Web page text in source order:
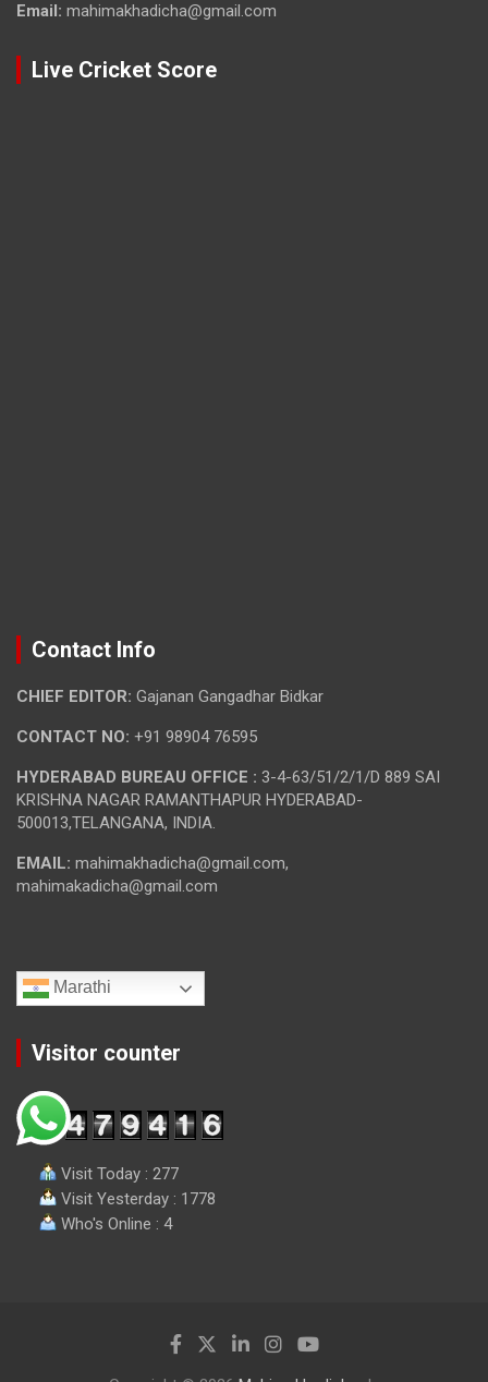
Email: mahimakhadicha@gmail.com
Live Cricket Score
Contact Info
CHIEF EDITOR: Gajanan Gangadhar Bidkar
CONTACT NO: +91 98904 76595
HYDERABAD BUREAU OFFICE : 3-4-63/51/2/1/D 889 SAI
KRISHNA NAGAR RAMANTHAPUR HYDERABAD-
500013,TELANGANA, INDIA.
EMAIL: mahimakhadicha@gmail.com,
mahimakadicha@gmail.com
Marathi
Visitor counter
Visit Today : 277
Visit Yesterday : 1778
Who's Online : 4